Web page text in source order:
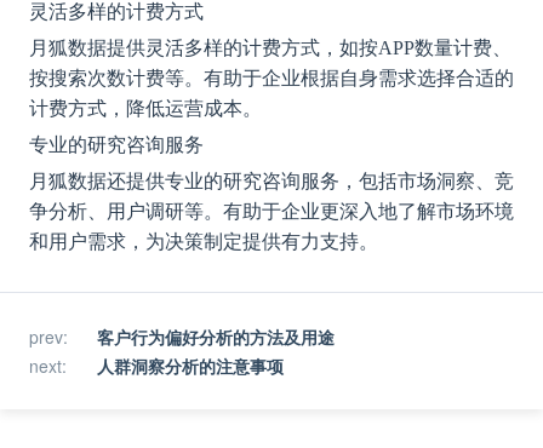
灵活多样的计费方式
月狐数据提供灵活多样的计费方式，如按APP数量计费、
按搜索次数计费等。有助于企业根据自身需求选择合适的
计费方式，降低运营成本。
专业的研究咨询服务
月狐数据还提供专业的研究咨询服务，包括市场洞察、竞
争分析、用户调研等。有助于企业更深入地了解市场环境
和用户需求，为决策制定提供有力支持。
prev:
客户行为偏好分析的方法及用途
next: 人群洞察分析的注意事项